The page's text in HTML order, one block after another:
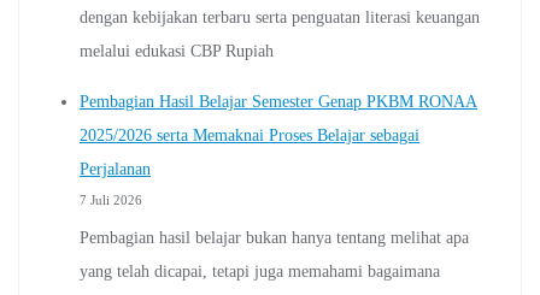
dengan kebijakan terbaru serta penguatan literasi keuangan
melalui edukasi CBP Rupiah
Pembagian Hasil Belajar Semester Genap PKBM RONAA
2025/2026 serta Memaknai Proses Belajar sebagai
Perjalanan
7 Juli 2026
Pembagian hasil belajar bukan hanya tentang melihat apa
yang telah dicapai, tetapi juga memahami bagaimana